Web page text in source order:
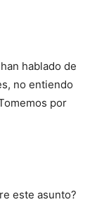
hablado de
no entiendo
por
este asunto?